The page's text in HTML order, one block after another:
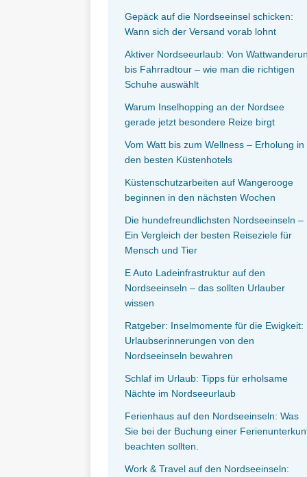
Gepäck auf die Nordseeinsel schicken:
Wann sich der Versand vorab lohnt
Aktiver Nordseeurlaub: Von
bis Fahrradtour – wie man die richtigen
Schuhe auswählt
Warum Inselhopping an der Nordsee
gerade jetzt besondere Reize birgt
Vom Watt bis zum Wellness – Erholung in
den besten Küstenhotels
Küstenschutzarbeiten auf Wangerooge
beginnen in den nächsten Wochen
Die hundefreundlichsten Nordseeinseln –
Ein Vergleich der besten Reiseziele für
Mensch und Tier
E Auto Ladeinfrastruktur auf den
Nordseeinseln – das sollten Urlauber
wissen
Ratgeber: Inselmomente für die Ewigkeit:
Urlaubserinnerungen von den
Nordseeinseln bewahren
Schlaf im Urlaub: Tipps für erholsame
Nächte im Nordseeurlaub
Ferienhaus auf den Nordseeinseln: Was
Sie bei der Buchung einer
beachten sollten.
Work & Travel auf den Nordseeinseln: